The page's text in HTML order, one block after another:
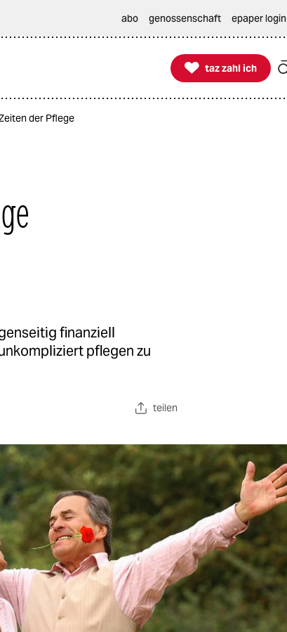
abo genossenschaft epaper login

taz zahl ich
taz zahl ich
der Pflege
finanziell
pflegen zu
teilen